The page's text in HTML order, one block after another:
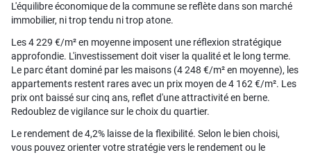
L'équilibre économique de la commune se reflète dans son marché
immobilier, ni trop tendu ni trop atone.
Les 4 229 €/m² en moyenne imposent une réflexion stratégique
approfondie. L'investissement doit viser la qualité et le long terme.
Le parc étant dominé par les maisons (4 248 €/m² en moyenne), les
appartements restent rares avec un prix moyen de 4 162 €/m². Les
prix ont baissé sur cinq ans, reflet d'une attractivité en berne.
Redoublez de vigilance sur le choix du quartier.
Le rendement de 4,2% laisse de la flexibilité. Selon le bien choisi,
vous pouvez orienter votre stratégie vers le rendement ou le